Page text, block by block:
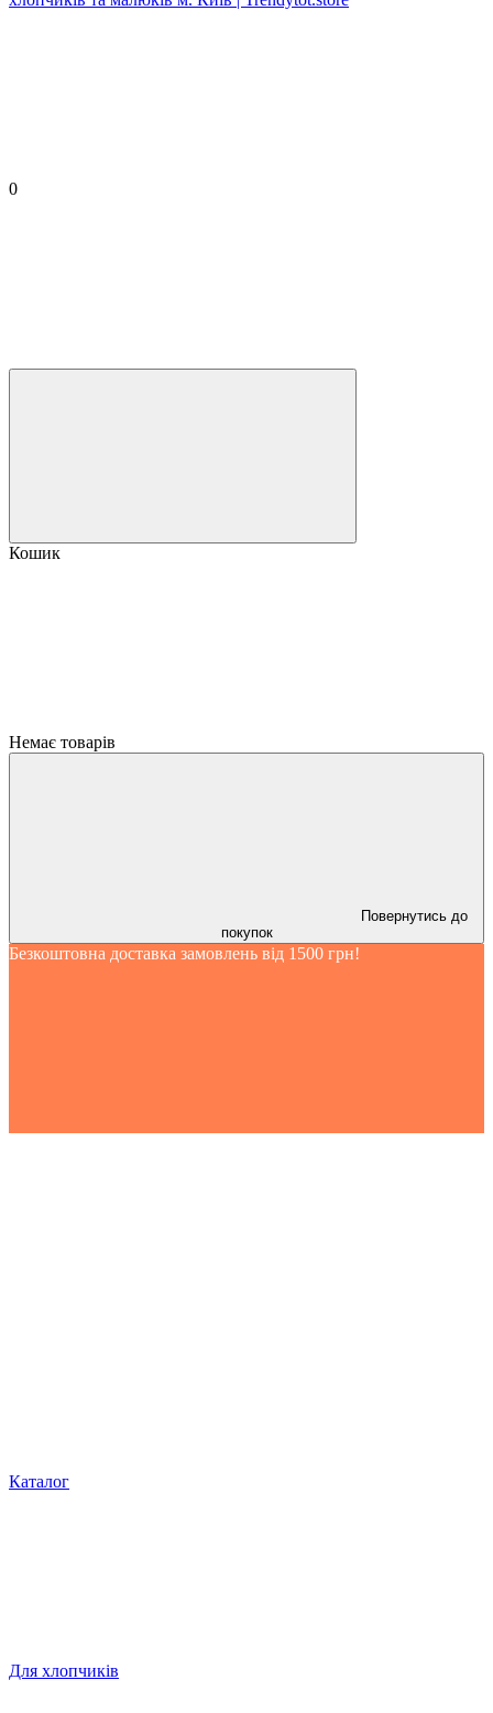
0
Кошик
Немає товарів
Повернутись до
покупок
Безкоштовна доставка замовлень від 1500 грн!
Каталог
Для хлопчиків